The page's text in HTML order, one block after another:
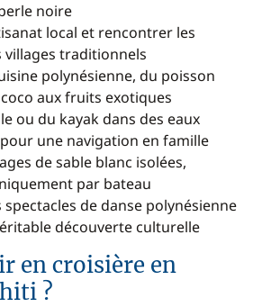
noire
local et rencontrer les
villages traditionnels
polynésienne, du poisson
aux fruits exotiques
ou du kayak dans des eaux
une navigation en famille
de sable blanc isolées,
par bateau
spectacles de danse polynésienne
découverte culturelle
en croisière en
?